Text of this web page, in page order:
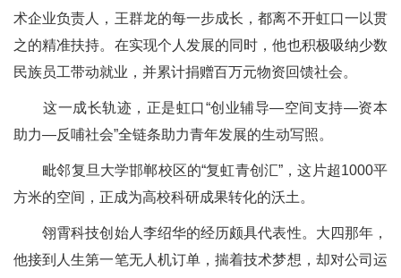
术企业负责人，王群龙的每一步成长，都离不开虹口一以贯
之的精准扶持。在实现个人发展的同时，他也积极吸纳少数
民族员工带动就业，并累计捐赠百万元物资回馈社会。
这一成长轨迹，正是虹口“创业辅导—空间支持—资本
助力—反哺社会”全链条助力青年发展的生动写照。
毗邻复旦大学邯郸校区的“复虹青创汇”，这片超1000平
方米的空间，正成为高校科研成果转化的沃土。
翎霄科技创始人李绍华的经历颇具代表性。大四那年，
他接到人生第一笔无人机订单，揣着技术梦想，却对公司运